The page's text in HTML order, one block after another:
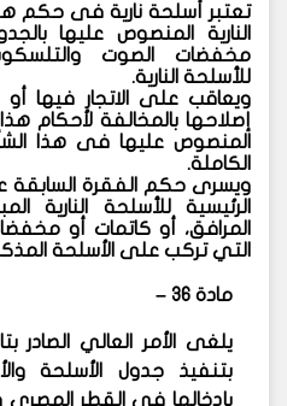
تعتبر أسلحة نارية فى حكم
مخفضات الصوت
للأسلحة النارية.
ويعاقب على الاتجار فيها أو
إصلاحها بالمخالفة لأحكام
المنصوص عليها فى هذا
الكاملة.
ويسرى حكم الفقرة السابقة
المرافق، أو كاتمات أو
التي تركب على الأسلحة
مادة ٣٦ –
بتنفيذ جدول الأسلحة
بإدخالها فى القطر